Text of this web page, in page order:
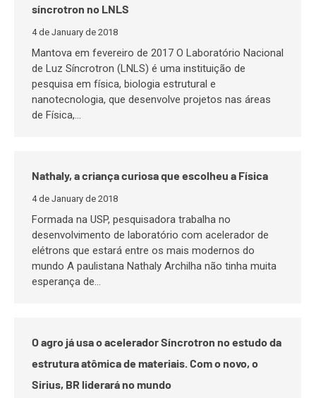
síncrotron no LNLS
4 de January de 2018
Mantova em fevereiro de 2017 O Laboratório Nacional
de Luz Síncrotron (LNLS) é uma instituição de
pesquisa em física, biologia estrutural e
nanotecnologia, que desenvolve projetos nas áreas
de Física,…
Nathaly, a criança curiosa que escolheu a Física
4 de January de 2018
Formada na USP, pesquisadora trabalha no
desenvolvimento de laboratório com acelerador de
elétrons que estará entre os mais modernos do
mundo A paulistana Nathaly Archilha não tinha muita
esperança de…
O agro já usa o acelerador Síncrotron no estudo da
estrutura atômica de materiais. Com o novo, o
Sirius, BR liderará no mundo